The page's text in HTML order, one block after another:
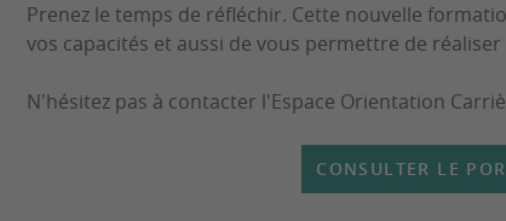
Prenez le temps de réfléchir. Cette nouvelle
vos capacités et aussi de vous permettre de
N'hésitez pas à contacter l'Espace Orientation
CONSULTER LE